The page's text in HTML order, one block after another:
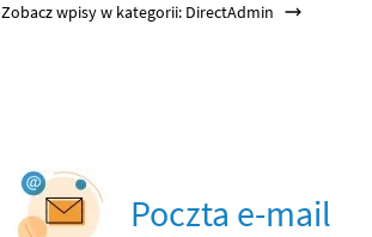
Zobacz wpisy w kategorii: DirectAdmin
Poczta e-mail